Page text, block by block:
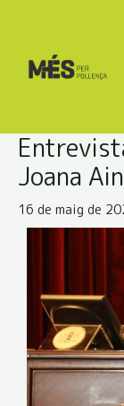
Joana
16 de maig de